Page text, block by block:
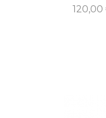
120,00